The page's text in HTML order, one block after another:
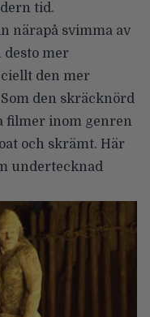
tid.
närapå svimma av
desto mer
den mer
den skräcknörd
filmer inom genren
och skrämt. Här
undertecknad